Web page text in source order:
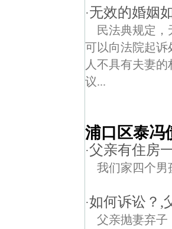
·无效的婚姻
民法典规定
可以向法院起诉
人不具有夫妻
议...
浦口区泰冯
·父亲有住房
我们家四个男
·如何诉讼？,
父亲抛妻弃子